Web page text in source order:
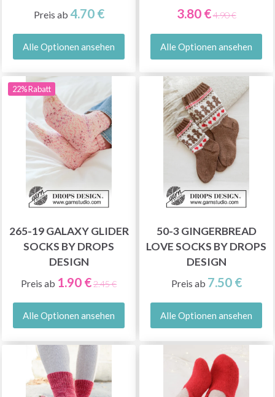
Preis ab 4.70 €
Alle Optionen ansehen
3.80 €4.90 €
Alle Optionen ansehen
22% Rabatt
265-19 GALAXY GLIDER
SOCKS BY DROPS
DESIGN
Preis ab 1.90 €2.45 €
Alle Optionen ansehen
50-3 GINGERBREAD
LOVE SOCKS BY DROPS
DESIGN
Preis ab 7.50 €
Alle Optionen ansehen